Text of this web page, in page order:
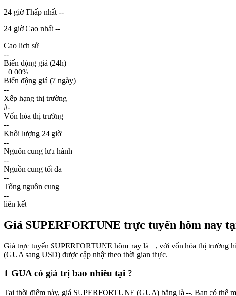
24 giờ Thấp nhất --
24 giờ Cao nhất --
Cao lịch sử
--
Biến động giá (24h)
+0.00%
Biến động giá (7 ngày)
--
Xếp hạng thị trường
#-
Vốn hóa thị trường
--
Khối lượng 24 giờ
--
Nguồn cung lưu hành
--
Nguồn cung tối đa
--
Tổng nguồn cung
--
liên kết
Giá SUPERFORTUNE trực tuyến hôm nay
Giá trực tuyến SUPERFORTUNE hôm nay là --, với vốn hóa thị trường
(GUA sang USD) được cập nhật theo thời gian thực.
1 GUA có giá trị bao nhiêu tại ?
Tại thời điểm này, giá SUPERFORTUNE (GUA) bằng là --. Bạn có thể